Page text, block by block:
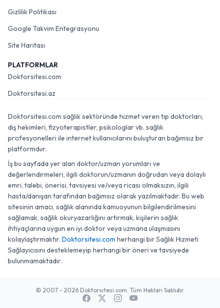
Gizlilik Politikası
Google Takvim Entegrasyonu
Site Haritası
PLATFORMLAR
Doktorsitesi.com
Doktorsitesi.az
Doktorsitesi.com sağlık sektöründe hizmet veren tıp doktorları,
diş hekimleri, fizyoterapistler, psikologlar vb. sağlık
profesyonelleri ile internet kullanıcılarını buluşturan bağımsız bir
platformdur.
İş bu sayfada yer alan doktor/uzman yorumları ve
değerlendirmeleri, ilgili doktorun/uzmanın doğrudan veya dolaylı
emri, talebi, önerisi, tavsiyesi ve/veya ricası olmaksızın, ilgili
hasta/danışan tarafından bağımsız olarak yazılmaktadır. Bu web
sitesinin amacı, sağlık alanında kamuoyunun bilgilendirilmesini
sağlamak, sağlık okuryazarlığını artırmak, kişilerin sağlık
ihtiyaçlarına uygun en iyi doktor veya uzmana ulaşmasını
kolaylaştırmaktır. Doktorsitesi.com herhangi bir Sağlık Hizmeti
Sağlayıcısını desteklemeyip herhangi bir öneri ve tavsiyede
bulunmamaktadır.
© 2007 - 2026 Doktorsitesi.com. Tüm Hakları Saklıdır.